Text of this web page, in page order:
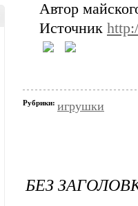
Автор
Источник
Рубрики: игрушки
БЕЗ